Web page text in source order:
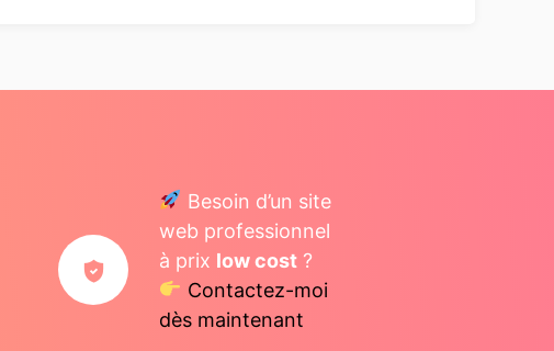
Besoin d’un site
web professionnel
à prix low cost ?
Contactez-moi
dès maintenant